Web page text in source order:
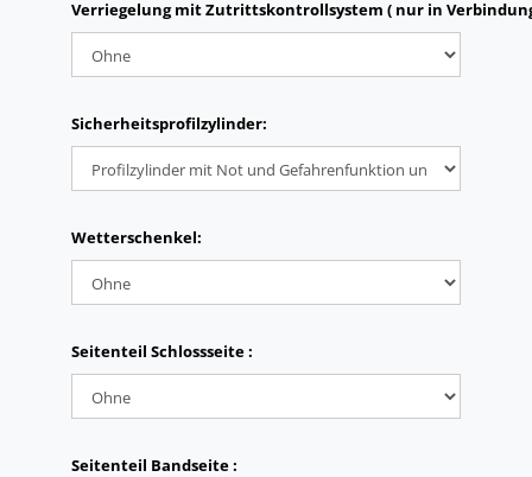
Verriegelung mit Zutrittskontrollsystem ( nur in
Sicherheitsprofilzylinder:
Wetterschenkel:
Seitenteil Schlossseite :
Seitenteil Bandseite :